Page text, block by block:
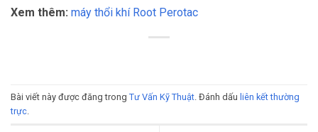
Xem thêm: máy thổi khí Root Perotac
Bài viết này được đăng trong Tư Vấn Kỹ Thuật . Đánh dấu liên kết thường
trực